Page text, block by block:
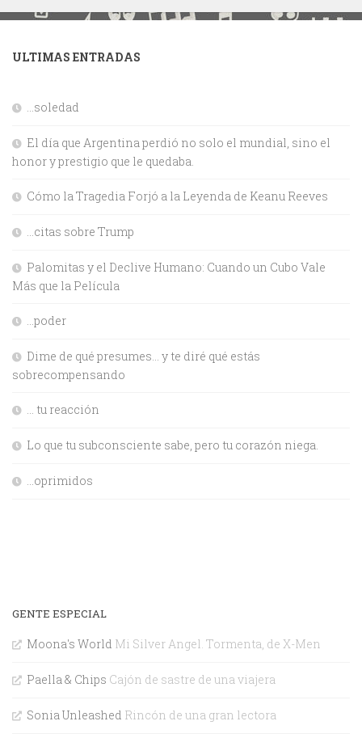
ULTIMAS ENTRADAS
…soledad
El día que Argentina perdió no solo el mundial, sino el
honor y prestigio que le quedaba.
Cómo la Tragedia Forjó a la Leyenda de Keanu Reeves
…citas sobre Trump
Palomitas y el Declive Humano: Cuando un Cubo Vale
Más que la Película
…poder
Dime de qué presumes… y te diré qué estás
sobrecompensando
… tu reacción
Lo que tu subconsciente sabe, pero tu corazón niega.
…oprimidos
GENTE ESPECIAL
Moona's World Mi Silver Angel. Tormenta, de X-Men
Paella & Chips Cajón de sastre de una viajera
Sonia Unleashed Rincón de una gran lectora